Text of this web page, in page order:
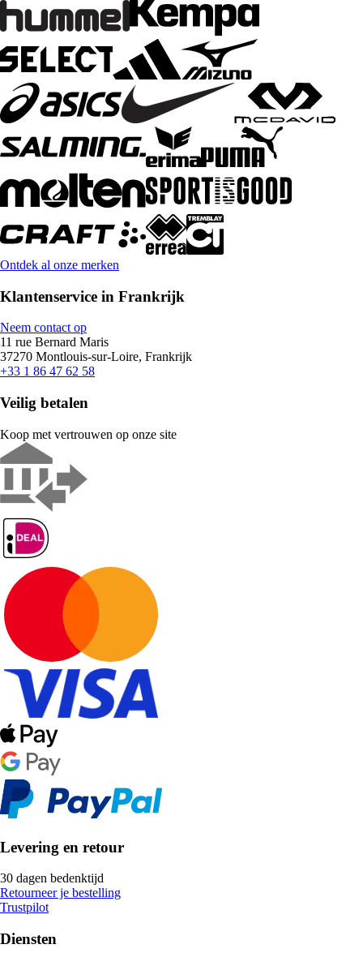
Ontdek al onze merken
Klantenservice in Frankrijk
Neem contact op
11 rue Bernard Maris
37270 Montlouis-sur-Loire, Frankrijk
+33 1 86 47 62 58
Veilig betalen
Koop met vertrouwen op onze site
Levering en retour
30 dagen bedenktijd
Retourneer je bestelling
Trustpilot
Diensten